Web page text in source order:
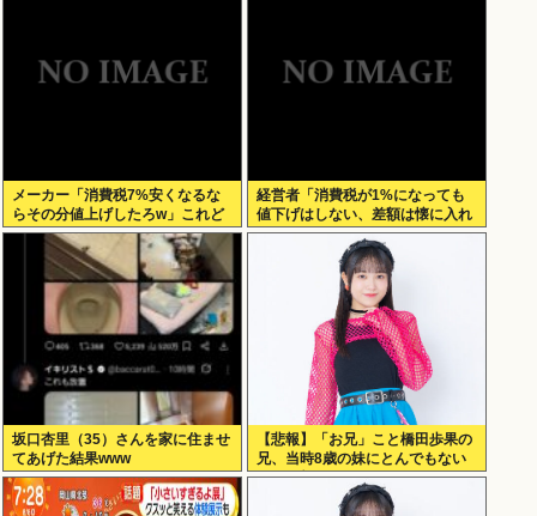
メーカー「消費税7%安くなるな
らその分値上げしたろw」これど
うすんの？
経営者「消費税が1%になっても
値下げはしない、差額は懐に入れ
る」
坂口杏里（35）さんを家に住ませ
てあげた結果www
【悲報】「お兄」こと橋田歩果の
兄、当時8歳の妹にとんでもない
ことを頼む